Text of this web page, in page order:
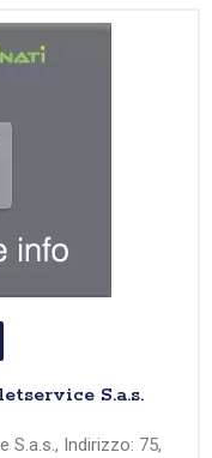
S.a.s.
S.a.s., Indirizzo: 75,